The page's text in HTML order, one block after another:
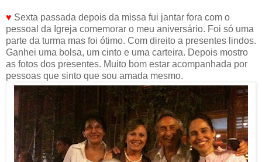
♥ Sexta passada depois da missa fui jantar fora com o
pessoal da Igreja comemorar o meu aniversário. Foi só uma
parte da turma mas foi ótimo. Com direito a presentes lindos.
Ganhei uma bolsa, um cinto e uma carteira. Depois mostro
as fotos dos presentes. Muito bom estar acompanhada por
pessoas que sinto que sou amada mesmo.